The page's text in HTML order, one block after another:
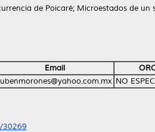
de Poicaré; Microestados de un
Email
NO
30269